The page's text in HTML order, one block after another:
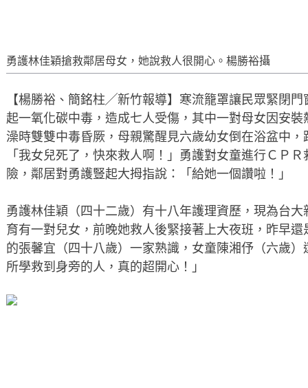
勇護林佳穎搶救鄰居母女，她說救人很開心。楊勝裕攝
【楊勝裕、簡銘柱╱新竹報導】寒流籠罩讓民眾緊閉
起一氧化碳中毒，造成七人受傷，其中一對母女因安
澡時雙雙中毒昏厥，母親驚醒見六歲幼女倒在浴盆中
「我女兒死了，快來救人啊！」勇護對女童進行ＣＰ
險，鄰居對勇護豎起大拇指說：「給她一個讚啦！」
勇護林佳穎（四十二歲）有十八年護理資歷，現為台
育有一對兒女，前晚她救人後緊接著上大夜班，昨早
的張馨宜（四十八歲）一家熟識，女童陳湘伃（六歲
所學救到身旁的人，真的超開心！」